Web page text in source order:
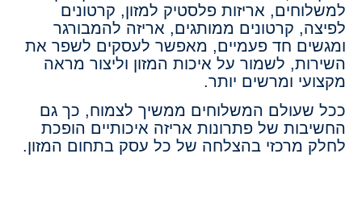
למשלוחים, אריזות פלסטיק למזון, קרטונים
לפיצה, קרטונים ממותגים, אריזה להמבורגר
ומגשים חד פעמיים, מאפשר לעסקים לשפר את
השירות, לשמור על איכות המזון וליצור מראה
מקצועי ומרשים יותר.
ככל שעולם המשלוחים ממשיך לצמוח, כך גם
החשיבות של פתרונות אריזה איכותיים הופכת
לחלק מרכזי בהצלחה של כל עסק בתחום המזון.